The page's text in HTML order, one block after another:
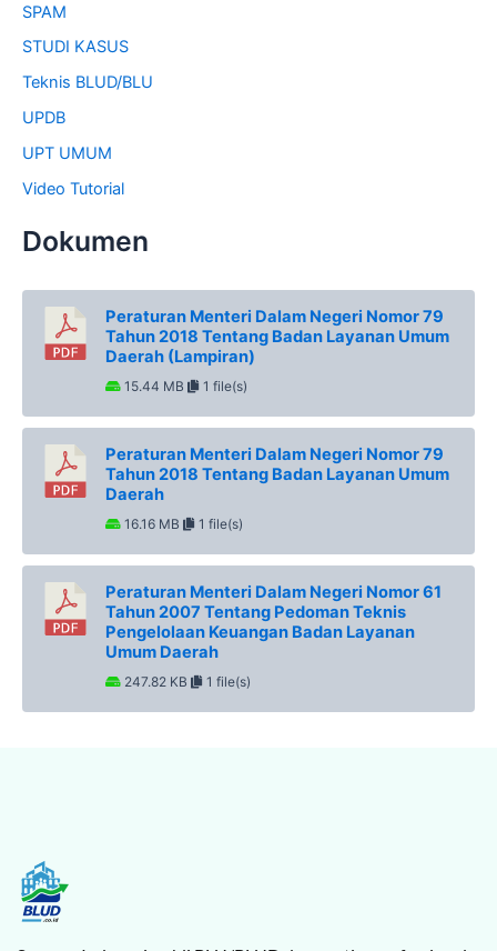
SPAM
STUDI KASUS
Teknis BLUD/BLU
UPDB
UPT UMUM
Video Tutorial
Dokumen
Peraturan Menteri Dalam Negeri Nomor 79
Tahun 2018 Tentang Badan Layanan Umum
Daerah (Lampiran)
15.44 MB 1 file(s)
Peraturan Menteri Dalam Negeri Nomor 79
Tahun 2018 Tentang Badan Layanan Umum
Daerah
16.16 MB 1 file(s)
Peraturan Menteri Dalam Negeri Nomor 61
Tahun 2007 Tentang Pedoman Teknis
Pengelolaan Keuangan Badan Layanan
Umum Daerah
247.82 KB 1 file(s)